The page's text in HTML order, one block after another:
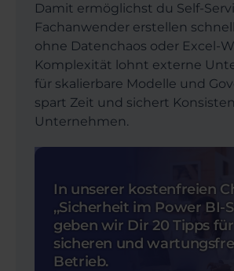
Damit ermöglichst du Self-
Fachanwender erstellen
ohne Datenchaos oder Excel-
Komplexität lohnt externe
für skalierbare Modelle und
spart Zeit und sichert
Unternehmen.
In unserer kostenfreien
,,Sicherheit im Power BI-
geben wir Dir 20 Tipps
sicheren und
Betrieb.